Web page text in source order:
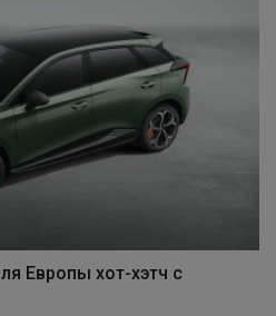
Европы хот-хэтч с